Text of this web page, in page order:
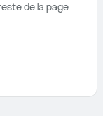
de la page